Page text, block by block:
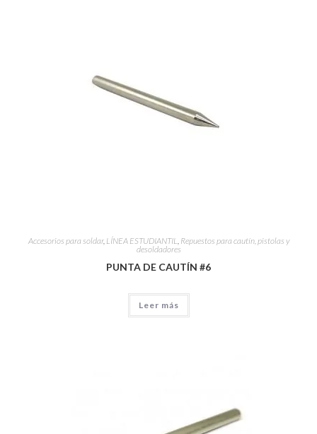
Accesorios para soldar, LÍNEA ESTUDIANTIL, Repuestos para cautín, pistolas y
desoldadores
PUNTA DE CAUTÍN #6
Leer más